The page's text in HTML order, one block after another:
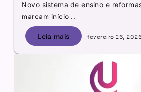
Novo sistema de ensino e
marcam início...
Leia mais fevereiro 26, 2026